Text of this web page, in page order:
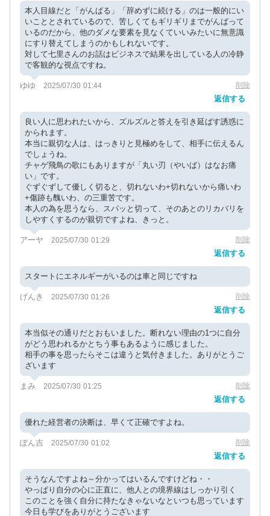
本人目線だと「がんばる」「辞めずに続ける」のは一般的にい
いこととされているので、苦しくてもギリギリまでがんばって
いるのだから、他のダメな要素を見なくていいみたいに無意識
にすり替えてしまうのかもしれないです。
対して七里さんのお話はビジネスで結果を出している人の冷静
で客観的な視点ですね。
ゆゆ 2025/07/30 01:44 削除
返信する
良い人に思われたいから、ズルズルと答えを引き延ばす誘惑に
かられます。
本当に親切な人は、はっきりと見極めをして、相手に伝えるん
でしょうね。
チャゲ飛鳥の歌にもありますが「丸い刃（やいば）はなお痛
い」です。
ぐずぐずして優しく切ると、切れないわ+切れないから痛いわ
+傷跡も醜いわ、の三重苦です。
本人の為を思うなら、スパッと切って、そのあとのリカバリを
しやすくするのが親切ですよね、きっと。
アーヤ 2025/07/30 01:29 削除
返信する
スタートにエネルギーがいるのは車と同じですね
げんき 2025/07/30 01:26 削除
返信する
本当似その通りだとおもいました。断れない理由の1つに自分
がどう思われるかとちう事もあるように感じました。
相手の事を思ったらそこは違うと気付きました。ありがとうご
ざいます
まみ 2025/07/30 01:25 削除
返信する
優れた経営者の決断は、早くて正確ですよね。
ぽん吉 2025/07/30 01:02 削除
返信する
そうなんですよね～分かってはいるんですけどね・・
やっぱり自分の心に正直に、他人との境界線はしっかり引く
このことを強く自分に持たなきゃないなといつも思っています
今日も学びをありがとうございます